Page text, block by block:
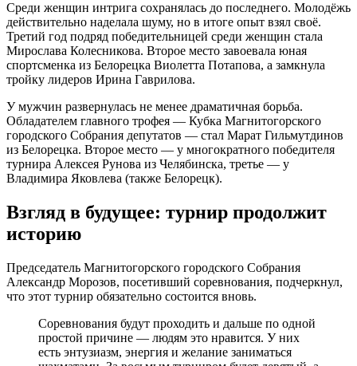
Среди женщин интрига сохранялась до последнего. Молодёжь
действительно наделала шуму, но в итоге опыт взял своё.
Третий год подряд победительницей среди женщин стала
Мирослава Колесникова. Второе место завоевала юная
спортсменка из Белорецка Виолетта Потапова, а замкнула
тройку лидеров Ирина Гаврилова.
У мужчин развернулась не менее драматичная борьба.
Обладателем главного трофея — Кубка Магнитогорского
городского Собрания депутатов — стал Марат Гильмутдинов
из Белорецка. Второе место — у многократного победителя
турнира Алексея Рунова из Челябинска, третье — у
Владимира Яковлева (также Белорецк).
Взгляд в будущее: турнир продолжит
историю
Председатель Магнитогорского городского Собрания
Александр Морозов, посетивший соревнования, подчеркнул,
что этот турнир обязательно состоится вновь.
Соревнования будут проходить и дальше по одной
простой причине — людям это нравится. У них
есть энтузиазм, энергия и желание заниматься